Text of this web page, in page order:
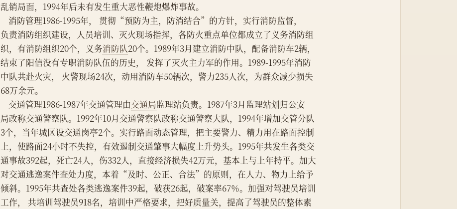
乱销局面，1994年后未有发生重大恶性鞭炮爆炸事故。
    消防管理1986-1995年， 贯彻“预防为主，防消结合”的方针，实行消防监督，
负责消防组织建设，人员培训、灭火现场指挥，各防火重点单位都成立了义务消防组
织，有消防组织20个，义务消防队20个。1989年3月建立消防中队，配备消防车2辆，
结束了阳信没有专职消防队伍的历史， 发挥了灭火主力军的作用。1989-1995年消防
中队共赴火灾， 火警现场24次，动用消防车50辆次，警力235人次，为群众减少损失
68万余元。
    交通管理1986-1987年交通管理由
交通局监理站负责。1987年3月监理站划归公安
局改称交通警察队。1992年10月交通警察队改称交通警察大队，1994年增加交管分队
3个，当年城区设交通岗亭2个。实行路面动态管理，把主要警力、精力用在路面控制
上，使路面24小时不失控，有效遏制交通肇事大幅度上升势头。1995年共发生各类交
通事故392起，死亡24人，伤332人，直接经济损失42万元，基本上与上年持平。加大
对交通逃逸案件查处力度，本着“及时、公正、合法”的原则，在人力、物力上给予
倾斜。1995年共查处各类逃逸案件39起，破获26起，破案率67％。加强对驾驶员培训
工作， 共培训驾驶员918名，培训中严格要求，把好质量关，提高了驾驶员的整体素